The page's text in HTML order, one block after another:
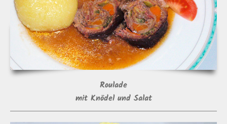
Roulade
mit Knödel und Salat